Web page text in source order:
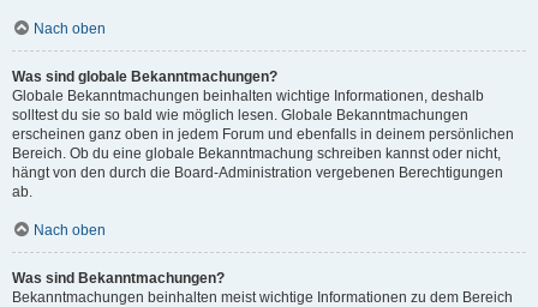
Nach oben
Was sind globale Bekanntmachungen?
Globale Bekanntmachungen beinhalten wichtige Informationen, deshalb
solltest du sie so bald wie möglich lesen. Globale Bekanntmachungen
erscheinen ganz oben in jedem Forum und ebenfalls in deinem persönlichen
Bereich. Ob du eine globale Bekanntmachung schreiben kannst oder nicht,
hängt von den durch die Board-Administration vergebenen Berechtigungen
ab.
Nach oben
Was sind Bekanntmachungen?
Bekanntmachungen beinhalten meist wichtige Informationen zu dem Bereich